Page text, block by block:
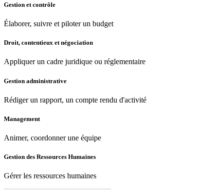
Gestion et contrôle
Élaborer, suivre et piloter un budget
Droit, contentieux et négociation
Appliquer un cadre juridique ou réglementaire
Gestion administrative
Rédiger un rapport, un compte rendu d'activité
Management
Animer, coordonner une équipe
Gestion des Ressources Humaines
Gérer les ressources humaines